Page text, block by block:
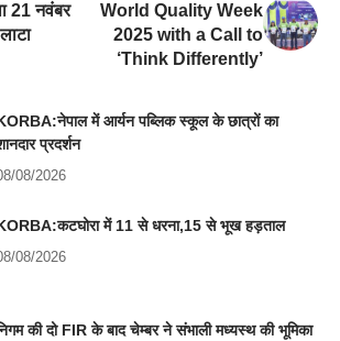
21 नवंबर
World Quality Week
2025 with a Call to
‘Think Differently’
में आर्यन पब्लिक स्कूल के छात्रों का
प्रदर्शन
08/2026
में 11 से धरना,15 से भूख हड़ताल
08/2026
की दो FIR के बाद चेम्बर ने संभाली मध्यस्थ की भूमिका